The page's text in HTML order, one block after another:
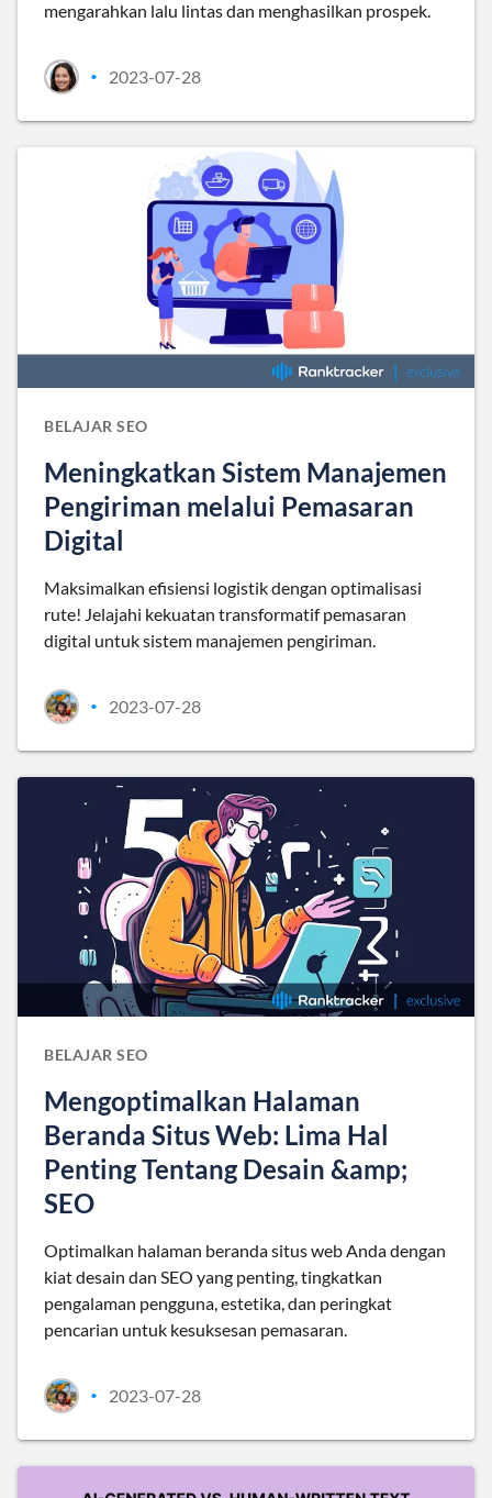
mengarahkan lalu lintas dan menghasilkan prospek.
• 2023-07-28
BELAJAR SEO
Meningkatkan Sistem Manajemen
Pengiriman melalui Pemasaran
Digital
Maksimalkan efisiensi logistik dengan optimalisasi
rute! Jelajahi kekuatan transformatif pemasaran
digital untuk sistem manajemen pengiriman.
• 2023-07-28
BELAJAR SEO
Mengoptimalkan Halaman
Beranda Situs Web: Lima Hal
Penting Tentang Desain &amp;
SEO
Optimalkan halaman beranda situs web Anda dengan
kiat desain dan SEO yang penting, tingkatkan
pengalaman pengguna, estetika, dan peringkat
pencarian untuk kesuksesan pemasaran.
• 2023-07-28